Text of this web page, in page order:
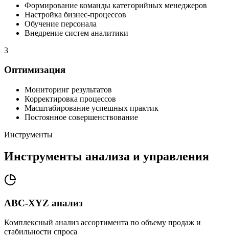
Формирование команды категорийных менеджеров
Настройка бизнес-процессов
Обучение персонала
Внедрение систем аналитики
3
Оптимизация
Мониторинг результатов
Корректировка процессов
Масштабирование успешных практик
Постоянное совершенствование
Инструменты
Инструменты анализа и управления
ABC-XYZ анализ
Комплексный анализ ассортимента по объему продаж и
стабильности спроса